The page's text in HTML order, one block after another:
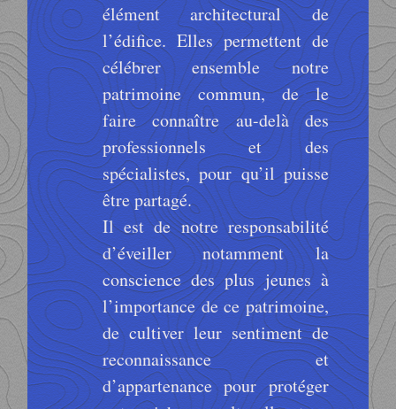
élément architectural de
l’édifice. Elles permettent de
célébrer ensemble notre
patrimoine commun, de le
faire connaître au-delà des
professionnels et des
spécialistes, pour qu’il puisse
être partagé.
Il est de notre responsabilité
d’éveiller notamment la
conscience des plus jeunes à
l’importance de ce patrimoine,
de cultiver leur sentiment de
reconnaissance et
d’appartenance pour protéger